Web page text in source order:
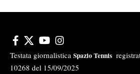
Testata giornalistica Spazio Tennis
10268 del 15/09/2025